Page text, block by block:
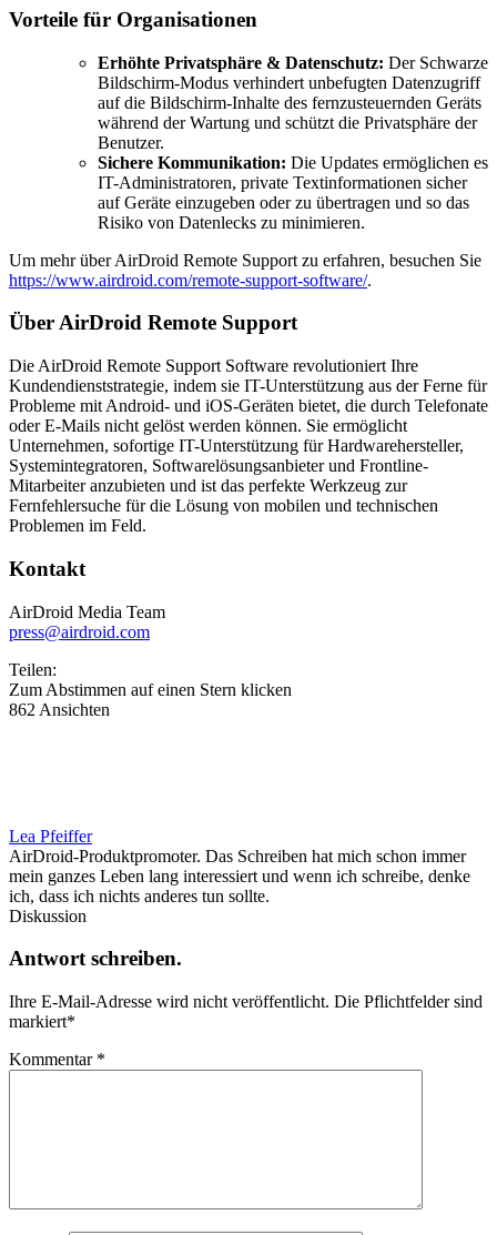
Vorteile für Organisationen
Erhöhte Privatsphäre & Datenschutz: Der Schwarze
Bildschirm-Modus verhindert unbefugten Datenzugriff
auf die Bildschirm-Inhalte des fernzusteuernden Geräts
während der Wartung und schützt die Privatsphäre der
Benutzer.
Sichere Kommunikation: Die Updates ermöglichen es
IT-Administratoren, private Textinformationen sicher
auf Geräte einzugeben oder zu übertragen und so das
Risiko von Datenlecks zu minimieren.
Um mehr über AirDroid Remote Support zu erfahren, besuchen Sie
https://www.airdroid.com/remote-support-software/.
Über AirDroid Remote Support
Die AirDroid Remote Support Software revolutioniert Ihre
Kundendienststrategie, indem sie IT-Unterstützung aus der Ferne für
Probleme mit Android- und iOS-Geräten bietet, die durch Telefonate
oder E-Mails nicht gelöst werden können. Sie ermöglicht
Unternehmen, sofortige IT-Unterstützung für Hardwarehersteller,
Systemintegratoren, Softwarelösungsanbieter und Frontline-
Mitarbeiter anzubieten und ist das perfekte Werkzeug zur
Fernfehlersuche für die Lösung von mobilen und technischen
Problemen im Feld.
Kontakt
AirDroid Media Team
press@airdroid.com
Teilen:
Zum Abstimmen auf einen Stern klicken
862 Ansichten
Lea Pfeiffer
AirDroid-Produktpromoter. Das Schreiben hat mich schon immer
mein ganzes Leben lang interessiert und wenn ich schreibe, denke
ich, dass ich nichts anderes tun sollte.
Diskussion
Antwort schreiben.
Ihre E-Mail-Adresse wird nicht veröffentlicht. Die Pflichtfelder sind
markiert*
Kommentar *